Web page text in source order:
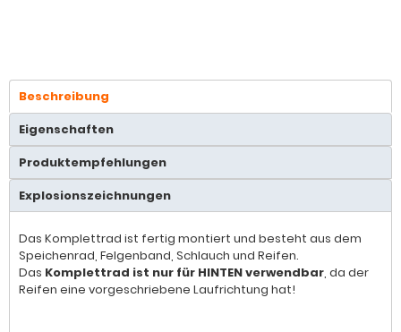
Beschreibung
Eigenschaften
Produktempfehlungen
Explosionszeichnungen
Das Komplettrad ist fertig montiert und besteht aus dem
Speichenrad, Felgenband, Schlauch und Reifen.
Das Komplettrad ist nur für HINTEN verwendbar, da der
Reifen eine vorgeschriebene Laufrichtung hat!